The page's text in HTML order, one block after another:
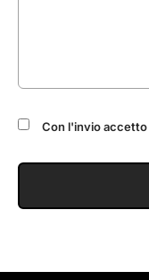
Con l'invio accetto